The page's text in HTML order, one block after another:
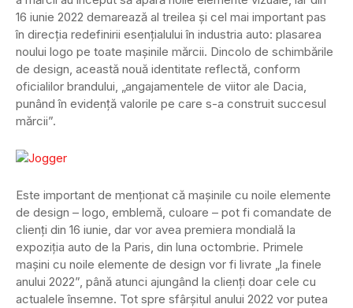
16 iunie 2022 demarează al treilea și cel mai important pas
în direcția redefinirii esențialului în industria auto: plasarea
noului logo pe toate mașinile mărcii. Dincolo de schimbările
de design, această nouă identitate reflectă, conform
oficialilor brandului, „angajamentele de viitor ale Dacia,
punând în evidență valorile pe care s-a construit succesul
mărcii”.
Este important de menționat că mașinile cu noile elemente
de design – logo, emblemă, culoare – pot fi comandate de
clienți din 16 iunie, dar vor avea premiera mondială la
expoziția auto de la Paris, din luna octombrie. Primele
mașini cu noile elemente de design vor fi livrate „la finele
anului 2022”, până atunci ajungând la clienți doar cele cu
actualele însemne. Tot spre sfârșitul anului 2022 vor putea